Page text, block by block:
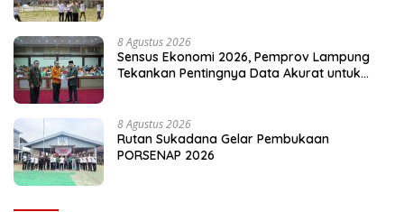
8 Agustus 2026
Sensus Ekonomi 2026, Pemprov Lampung
Tekankan Pentingnya Data Akurat untuk
8 Agustus 2026
Rutan Sukadana Gelar Pembukaan
PORSENAP 2026